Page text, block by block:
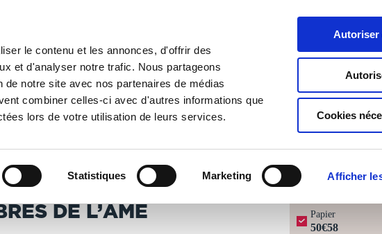
le contenu et les annonces, d'offrir des
et d'analyser notre trafic. Nous partageons
notre site avec nos partenaires de médias
combiner celles-ci avec d'autres informations que
lors de votre utilisation de leurs services.
Statistiques Marketing Afficher
Autoriser
Cookies
Ma
Connexion
LIBRAIRIE
À LA DEMANDE - DÉLAI ACTUEL : 3 À 5 JOURS OUVRÉS ⏱️
DE L’ÂME Papier
50€58